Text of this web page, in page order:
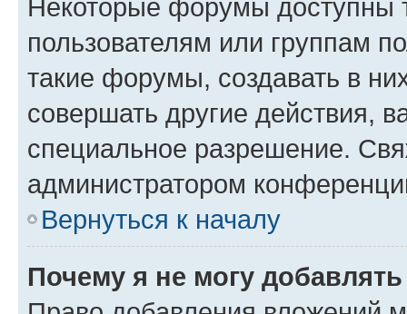
Некоторые форумы доступны
пользователям или группам
такие форумы, создавать в
совершать другие действия,
специальное разрешение.
администратором
Вернуться к началу
Почему я не могу